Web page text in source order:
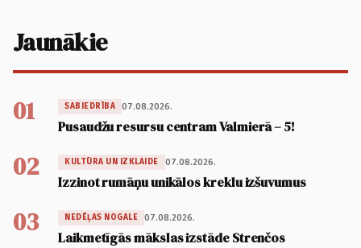
Jaunākie
01 SABIEDRĪBA 07.08.2026.
Pusaudžu resursu centram Valmierā – 5!
02 KULTŪRA UN IZKLAIDE 07.08.2026.
Izzinot rumāņu unikālos kreklu izšuvumus
03 NEDĒĻAS NOGALE 07.08.2026.
Laikmetīgās mākslas izstāde Strenčos